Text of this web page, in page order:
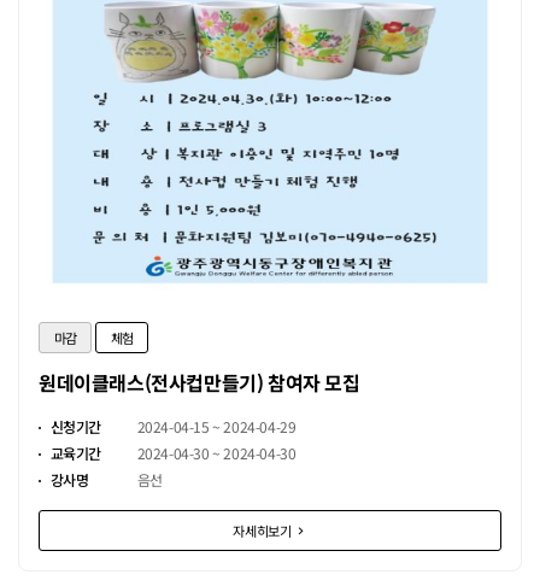
마감 체험
원데이클래스(전사컵만들기) 참여자 모집
신청기간
2024-04-15 ~ 2024-04-29
교육기간
2024-04-30 ~ 2024-04-30
강사명
음선
자세히보기